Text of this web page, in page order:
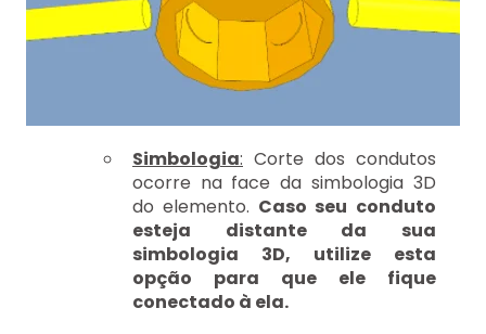
Simbologia: Corte dos condutos
ocorre na face da simbologia 3D
do elemento. Caso seu conduto
esteja distante da sua
simbologia 3D, utilize esta
opção para que ele fique
conectado à ela.